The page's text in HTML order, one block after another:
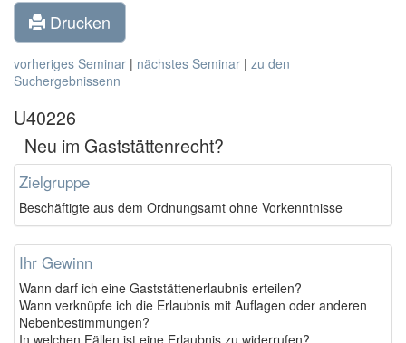
Drucken
vorheriges Seminar | nächstes Seminar | zu den
Suchergebnissenn
U40226
Neu im Gaststättenrecht?
Zielgruppe
Beschäftigte aus dem Ordnungsamt ohne Vorkenntnisse
Ihr Gewinn
Wann darf ich eine Gaststättenerlaubnis erteilen?
Wann verknüpfe ich die Erlaubnis mit Auflagen oder anderen
Nebenbestimmungen?
In welchen Fällen ist eine Erlaubnis zu widerrufen?